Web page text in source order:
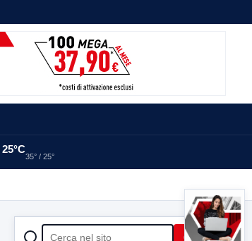
25°C
35° / 25°
CERCA Cerca